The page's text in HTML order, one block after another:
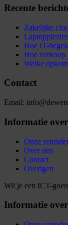
Recente
Zakelijke
Hoe IT-
Hoe verkoop
Welke
Contact
Email:
Informatie
Onze
Over ons
Contact
Overigen
Wil je een ICT-
Informatie